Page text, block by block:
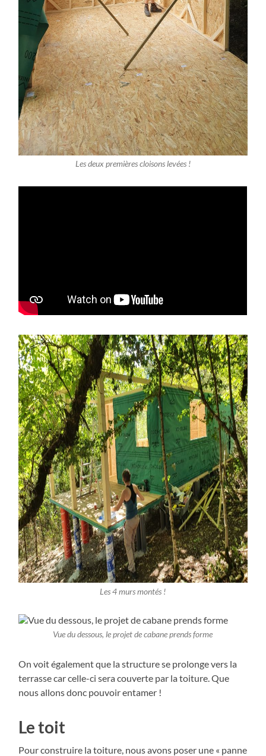
Les deux premières cloisons levées !
Les 4 murs montés !
Vue du dessous, le projet de cabane prends forme
On voit également que la structure se prolonge vers la
terrasse car celle-ci sera couverte par la toiture. Que
nous allons donc pouvoir entamer !
Le toit
Pour construire la toiture, nous avons poser une « panne